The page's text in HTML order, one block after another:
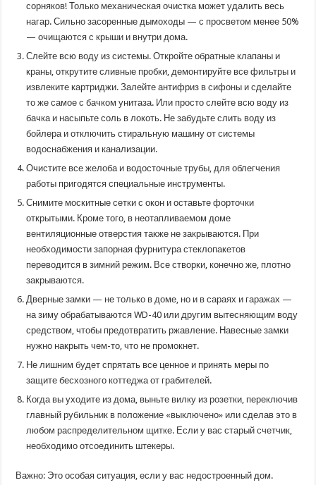
сорняков! Только механическая очистка может удалить весь
нагар. Сильно засоренные дымоходы — с просветом менее 50%
— очищаются с крыши и внутри дома.
Слейте всю воду из системы. Откройте обратные клапаны и
краны, открутите сливные пробки, демонтируйте все фильтры и
извлеките картриджи. Залейте антифриз в сифоны и сделайте
то же самое с бачком унитаза. Или просто слейте всю воду из
бачка и насыпьте соль в локоть. Не забудьте слить воду из
бойлера и отключить стиральную машину от системы
водоснабжения и канализации.
Очистите все желоба и водосточные трубы, для облегчения
работы пригодятся специальные инструменты.
Снимите москитные сетки с окон и оставьте форточки
открытыми. Кроме того, в неотапливаемом доме
вентиляционные отверстия также не закрываются. При
необходимости запорная фурнитура стеклопакетов
переводится в зимний режим. Все створки, конечно же, плотно
закрываются.
Дверные замки — не только в доме, но и в сараях и гаражах —
на зиму обрабатываются WD-40 или другим вытесняющим воду
средством, чтобы предотвратить ржавление. Навесные замки
нужно накрыть чем-то, что не промокнет.
Не лишним будет спрятать все ценное и принять меры по
защите бесхозного коттеджа от грабителей.
Когда вы уходите из дома, выньте вилку из розетки, переключив
главный рубильник в положение «выключено» или сделав это в
любом распределительном щитке. Если у вас старый счетчик,
необходимо отсоединить штекеры.
Важно: Это особая ситуация, если у вас недостроенный дом.